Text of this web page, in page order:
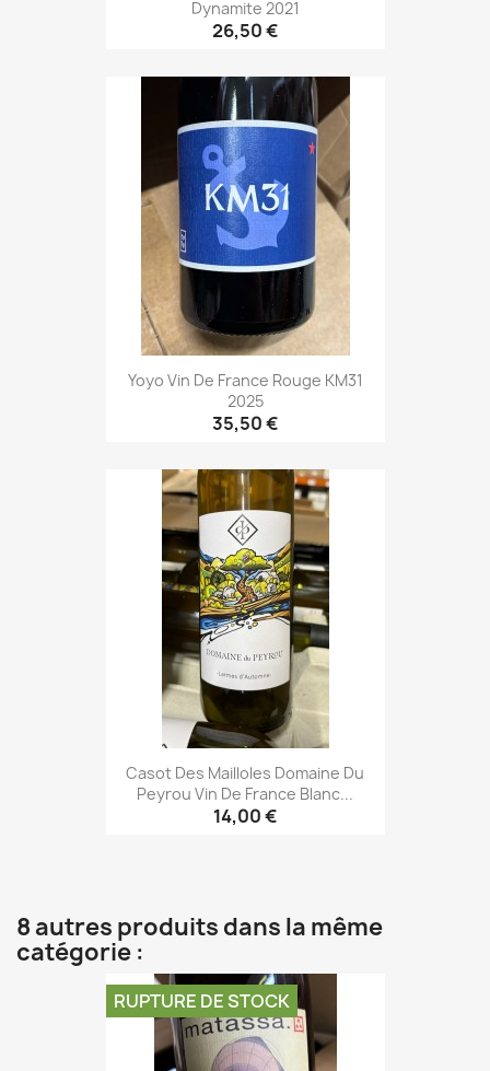
Dynamite 2021
26,50 €
Yoyo Vin De France Rouge KM31
2025
35,50 €
Casot Des Mailloles Domaine Du
Peyrou Vin De France Blanc...
14,00 €
8 autres produits dans la même
catégorie :
RUPTURE DE STOCK